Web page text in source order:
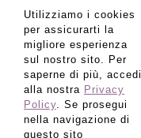
Utilizziamo i cookies
per assicurarti la
migliore esperienza
sul nostro sito. Per
saperne di più, accedi
alla nostra Privacy
Policy. Se prosegui
nella navigazione di
questo sito